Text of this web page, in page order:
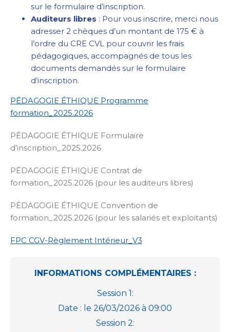
sur le formulaire d’inscription.
Auditeurs libres : Pour vous inscrire, merci nous
adresser 2 chèques d’un montant de 175 € à
l’ordre du CRE CVL pour couvrir les frais
pédagogiques, accompagnés de tous les
documents demandés sur le formulaire
d’inscription.
PÉDAGOGIE ÉTHIQUE Programme
formation_2025.2026
PÉDAGOGIE ÉTHIQUE Formulaire
d’inscription_2025.2026
PÉDAGOGIE ÉTHIQUE Contrat de
formation_2025.2026 (pour les auditeurs libres)
PÉDAGOGIE ÉTHIQUE Convention de
formation_2025.2026 (pour les salariés et exploitants)
FPC CGV-Règlement Intérieur_V3
INFORMATIONS COMPLÉMENTAIRES :
Session 1:
Date : le 26/03/2026 à 09:00
Session 2: